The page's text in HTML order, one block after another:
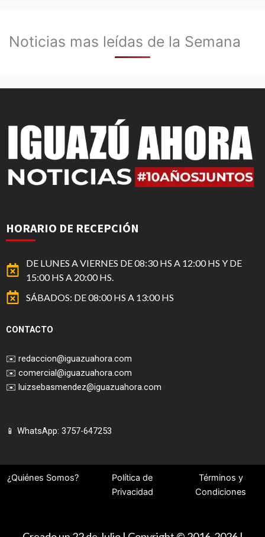
Noticias mas leídas de la Semana
HORARIO DE RECEPCIÓN
DE LUNES A VIERNES DE 08:30 HS A 12:00 HS Y DE
15:00 HS A 20:00 HS.
SÁBADOS: DE 08:00 HS A 13:00 HS
CONTACTO
✉️ redaccion@iguazuahora.com
✉️ comercial@iguazuahora.com
✉️ luizsebasmendez@iguazuahora.com
📱 WhatsApp: 3757-647253
¿Quiénes Somos?
Política de
Privacidad
Términos y
Condiciones